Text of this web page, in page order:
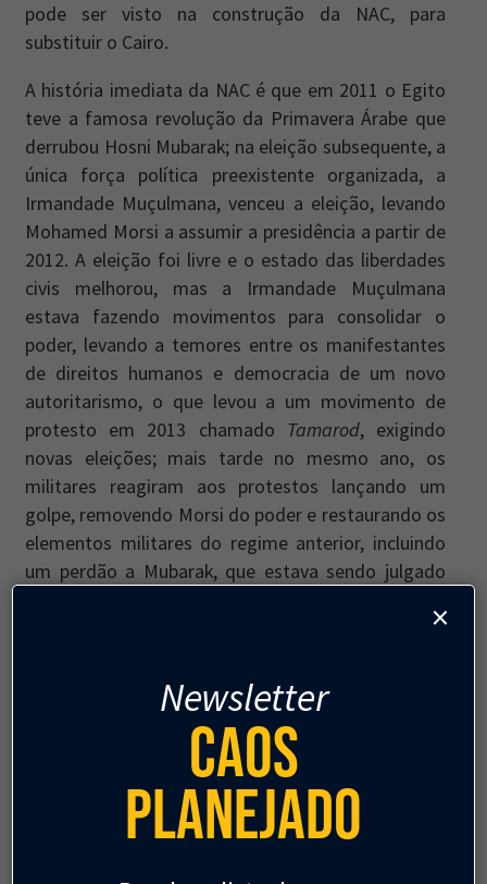
pode ser visto na construção da NAC, para
substituir o Cairo.
A história imediata da NAC é que em 2011 o Egito
teve a famosa revolução da Primavera Árabe que
derrubou Hosni Mubarak; na eleição subsequente, a
única força política preexistente organizada, a
Irmandade Muçulmana, venceu a eleição, levando
Mohamed Morsi a assumir a presidência a partir de
2012. A eleição foi livre e o estado das liberdades
civis melhorou, mas a Irmandade Muçulmana
estava fazendo movimentos para consolidar o
poder, levando a temores entre os manifestantes
de direitos humanos e democracia de um novo
autoritarismo, o que levou a um movimento de
protesto em 2013 chamado Tamarod, exigindo
novas eleições; mais tarde no mesmo ano, os
militares reagiram aos protestos lançando um
golpe, removendo Morsi do poder e restaurando os
elementos militares do regime anterior, incluindo
um perdão a Mubarak, que estava sendo julgado
Armadas Egípcias, General Abdel Fattah al-Sisi,
e tem sido presidente desde então. Grande parte
do foco dos movimentos de protesto foi nos
protestos de rua no Cairo, onde a Praça Tahrir se
tornou uma referência global para protestos
democráticos (por exemplo, em Israel, onde as
pessoas basicamente nunca buscam qualquer
Newsletter
Caos
Planejado
×